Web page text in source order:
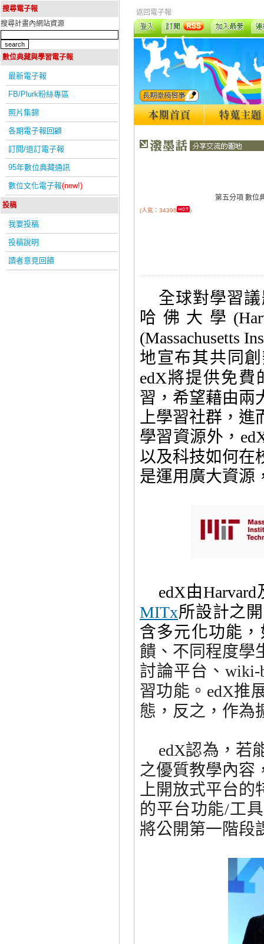
搜尋電子報
搜尋計畫內網站資源
數位典藏與學習電子報
最新電子報
FB/Plurk粉絲專區
照片集錦
各期電子報回顧
訂閱/退訂電子報
95年數位典藏通訊
數位文化電子報(new!)
投稿
我要投稿
投稿說明
讀者意見回饋
返回電子報
第五分項 數位
(人氣：34396 )
全球對學習
哈佛大學
(Massachusetts
地宣布其共同
edX將提供免費
習，希望藉由兩
上學習社群，進
學習資源外，
以及科技如何在
是運用廣大資源
edX由Harvard
MITx所設計之
含多元化功能
饋、不同程度學
討論平台、 wiki-
習功能。 edX推
態，反之，作為
edX認為，若
之優質教學內容
上開放式平台的
的平台功能/工
將公開第一階段